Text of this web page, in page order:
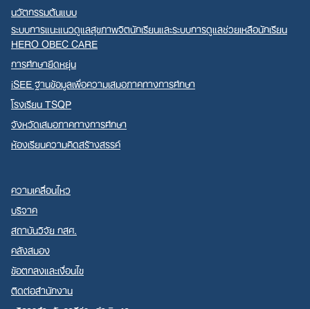
นวัตกรรมต้นแบบ
ระบบการแนะแนวดูแลสุขภาพจิตนักเรียนและระบบการดูแลช่วยเหลือนักเรียน
HERO OBEC CARE
การศึกษายืดหยุ่น
iSEE ฐานข้อมูลเพื่อความเสมอภาคทางการศึกษา
โรงเรียน TSQP
จังหวัดเสมอภาคทางการศึกษา
ห้องเรียนความคิดสร้างสรรค์
ความเคลื่อนไหว
บริจาค
สถาบันวิจัย กสศ.
คลังสมอง
ข้อตกลงและเงื่อนไข
ติดต่อสำนักงาน